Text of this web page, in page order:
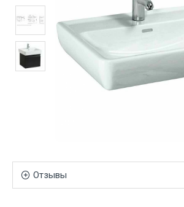
Отзывы